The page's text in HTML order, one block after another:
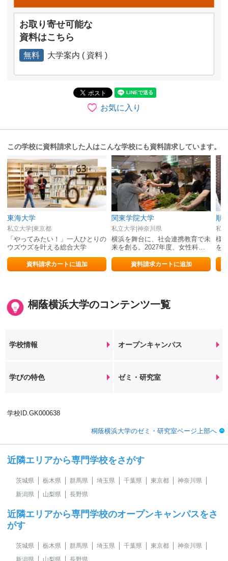
お取り寄せ可能な
資料はこちら
無料 大学案内 ( 資料 )
お気に入り
この学校に資料請求した人はこんな学校にも資料請求しています。
東海大学
私立大学|東京都
「やってみたい！」一人ひとりの
ウズウズを叶える総合大学
資料請求カートに追加
関東学院大学
私立大学|神奈川県
横浜を舞台に、社会連携教育で未
来を創る。2027年度、女性科学
技術者育成型選抜がスタート。
資料請求カートに追加
順
私
様
を
桐蔭横浜大学のコンテンツ一覧
学校情報 オープンキャンパス
学びの特色 ゼミ・研究室
学校ID.GK000638
桐蔭横浜大学のゼミ・研究室ページ上部へ
近隣エリアから専門学校をさがす
茨城県 栃木県 群馬県 埼玉県 千葉県 東京都
神奈川県
新潟県
山梨県 長野県
近隣エリアから専門学校のオープンキャンパスをさ
がす
茨城県 栃木県 群馬県 埼玉県 千葉県 東京都
神奈川県
新潟県
山梨県 長野県